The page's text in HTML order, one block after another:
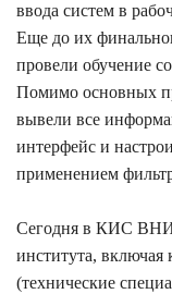
ввода систем в
Еще до их
провели обучение
Помимо основных
вывели все
интерфейс и
применением
Сегодня в КИС
института,
(технические